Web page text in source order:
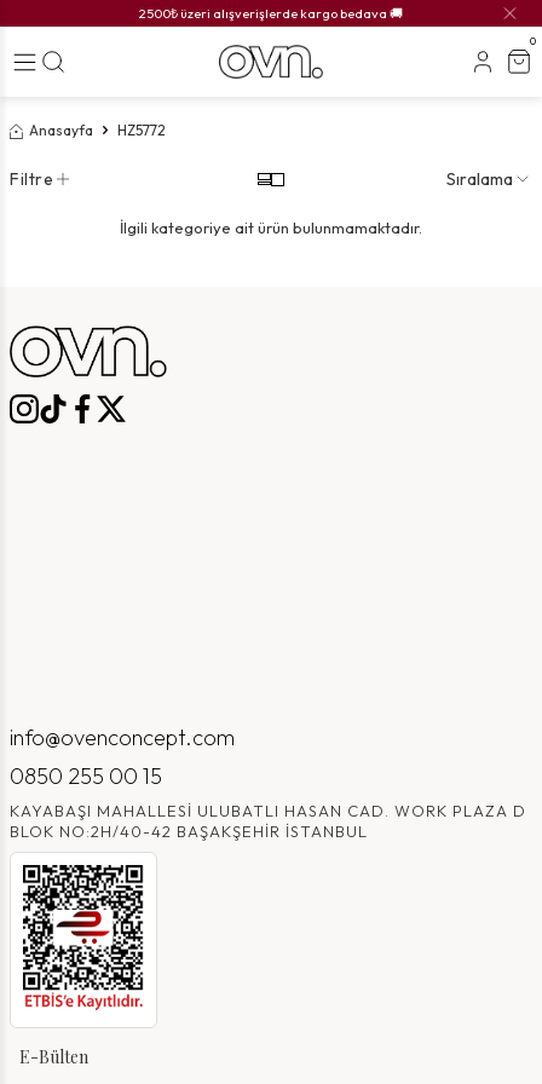
2500₺ üzeri alışverişlerde kargo bedava 🚚
0
Anasayfa HZ5772
Filtre Sıralama
İlgili kategoriye ait ürün bulunmamaktadır.
info@ovenconcept.com
0850 255 00 15
KAYABAŞI MAHALLESI ULUBATLI HASAN CAD. WORK PLAZA D
BLOK NO:2H/40-42 BAŞAKŞEHIR İSTANBUL
E-Bülten